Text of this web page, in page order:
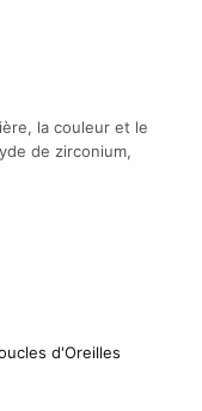
la couleur et le
de zirconium,
d'Oreilles